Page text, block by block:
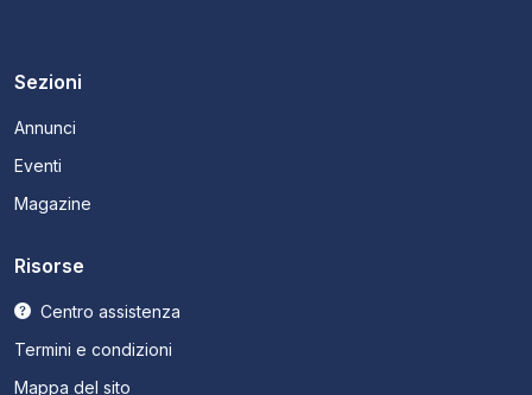
Sezioni
Annunci
Eventi
Magazine
Risorse
Centro assistenza
Termini e condizioni
Mappa del sito